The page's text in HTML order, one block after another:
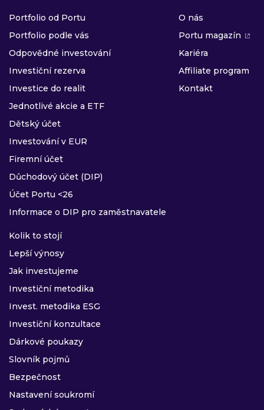
Portfolio od Portu
Portfolio podle vás
Odpovědné investování
Investiční rezerva
Investice do realit
Jednotlivé akcie a ETF
Dětský účet
Investování v EUR
Firemní účet
Důchodový účet (DIP)
Účet Portu <26
Informace o DIP pro zaměstnavatele
Kolik to stojí
Lepší výnosy
Jak investujeme
Investiční metodika
Invest. metodika ESG
Investiční konzultace
Dárkové poukazy
Slovník pojmů
Bezpečnost
Nastavení soukromí
O nás
Portu magazín
Kariéra
Affiliate program
Kontakt